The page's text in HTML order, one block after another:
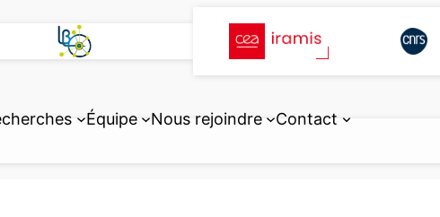
Équipe Nous rejoindre Contact